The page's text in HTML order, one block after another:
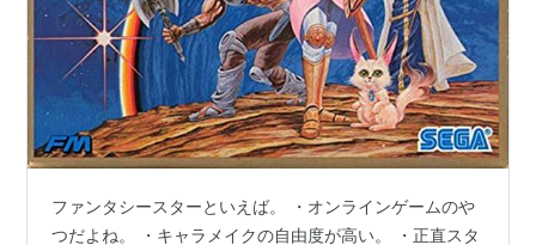
ファンタシースター復刻版 MD
【メガドライブ】
出版社/メーカー:セガ
発売日:1994/04/02
メディア:Video Game
クリック: 1回
ファンタシースターといえば。 ・オンラインゲームのや
つだよね。 ・キャラメイクの自由度が高い。 ・正直スタ